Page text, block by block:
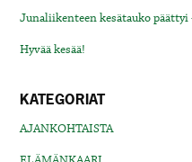
Junaliikenteen kesätauko
Hyvää kesää!
KATEGORIAT
AJANKOHTAISTA